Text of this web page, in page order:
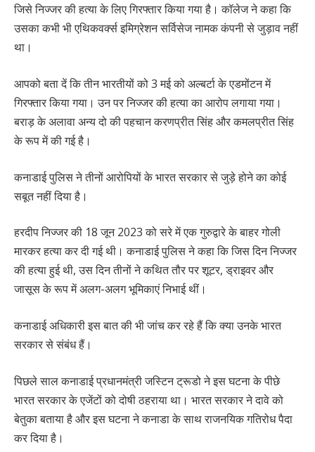
जिसे निज्जर की हत्या के लिए गिरफ्तार किया गया है। कॉलेज ने कहा कि
उसका कभी भी एथिकवर्क्स इमिग्रेशन सर्विसेज नामक कंपनी से जुड़ाव नहीं
था।
आपको बता दें कि तीन भारतीयों को 3 मई को अल्बर्टा के एडमोंटन में
गिरफ्तार किया गया। उन पर निज्जर की हत्या का आरोप लगाया गया।
बराड़ के अलावा अन्य दो की पहचान करणप्रीत सिंह और कमलप्रीत सिंह
के रूप में की गई है।
कनाडाई पुलिस ने तीनों आरोपियों के भारत सरकार से जुड़े होने का कोई
सबूत नहीं दिया है।
हरदीप निज्जर की 18 जून 2023 को सरे में एक गुरुद्वारे के बाहर गोली
मारकर हत्या कर दी गई थी। कनाडाई पुलिस ने कहा कि जिस दिन निज्जर
की हत्या हुई थी, उस दिन तीनों ने कथित तौर पर शूटर, ड्राइवर और
जासूस के रूप में अलग-अलग भूमिकाएं निभाई थीं।
कनाडाई अधिकारी इस बात की भी जांच कर रहे हैं कि क्या उनके भारत
सरकार से संबंध हैं।
पिछले साल कनाडाई प्रधानमंत्री जस्टिन ट्रूडो ने इस घटना के पीछे
भारत सरकार के एजेंटों को दोषी ठहराया था। भारत सरकार ने दावे को
बेतुका बताया है और इस घटना ने कनाडा के साथ राजनयिक गतिरोध पैदा
कर दिया है।